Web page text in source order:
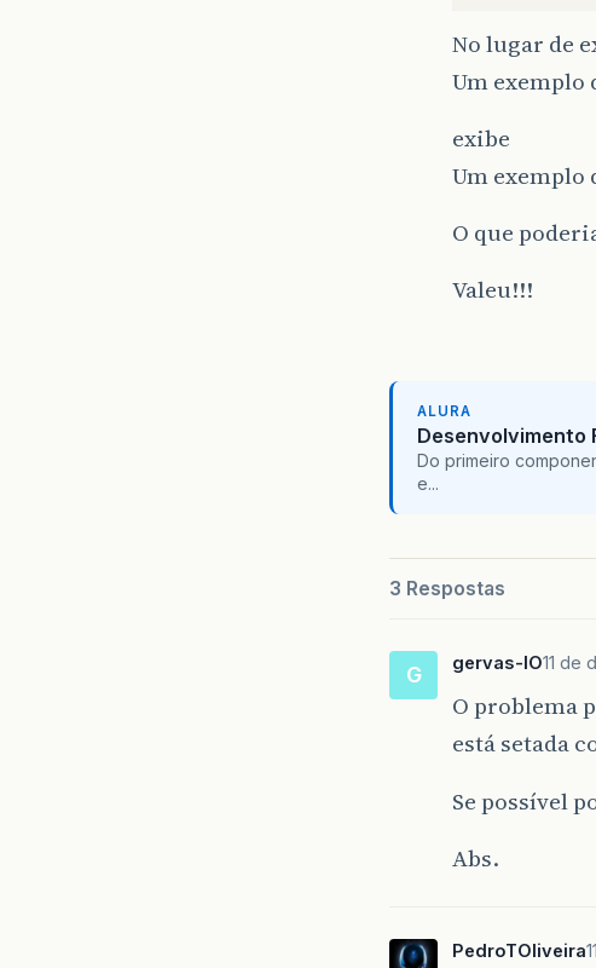
No lugar de
Um exemplo
exibe
Um exemplo
O que
Valeu!!!
ALURA
Desenvolvimento
Do primeiro
e...
3 Respostas
G gervas-IO11 de
O problema
está setada
Se possível
Abs.
PedroTOliveira